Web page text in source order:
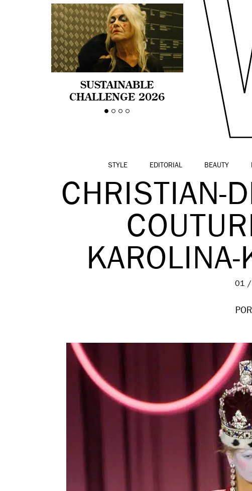
SUSTAINABLE
CHALLENGE 2026
CELEBRA LA
STYLE EDITORIAL BEAUTY
CHRISTIAN-
KAROLINA-
01